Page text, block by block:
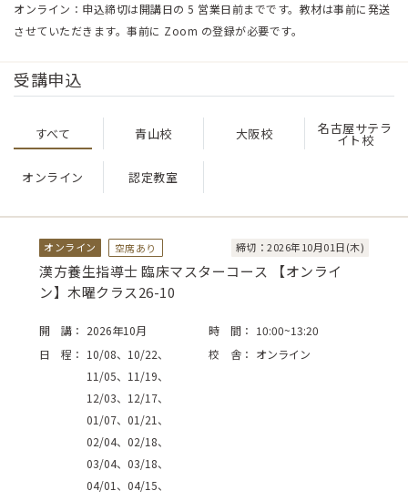
オンライン：申込締切は開講日の 5 営業日前までです。教材は事前に発送
させていただきます。事前に Zoom の登録が必要です。
受講申込
すべて 青山校 大阪校 名古屋サテラ
イト校
オンライン 認定教室
オンライン 空席あり 締切：2026年10月01日(木)
漢方養生指導士 臨床マスターコース 【オンライ
ン】木曜クラス26-10
開 講： 2026年10月 時 間： 10:00~13:20
日 程： 10/08、10/22、
11/05、11/19、
12/03、12/17、
01/07、01/21、
02/04、02/18、
03/04、03/18、
04/01、04/15、
校 舎： オンライン